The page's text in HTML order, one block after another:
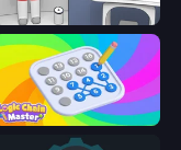
Space Museum Escape
Logic Chain Master